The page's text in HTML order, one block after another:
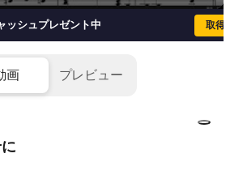
ッシュプレゼント中 取得
画 プレビュー